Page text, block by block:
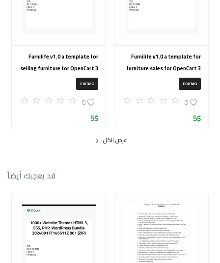
Furnilife v1.0 a template for
furniture sales for OpenCart 3
(ZIP)
EDITMO
0
5$
Furnilife v1.0 a template for
selling furniture for OpenCart 3
(ZIP)
EDITMO
0
5$
عرض الكل
قد يعجبك أيضاً